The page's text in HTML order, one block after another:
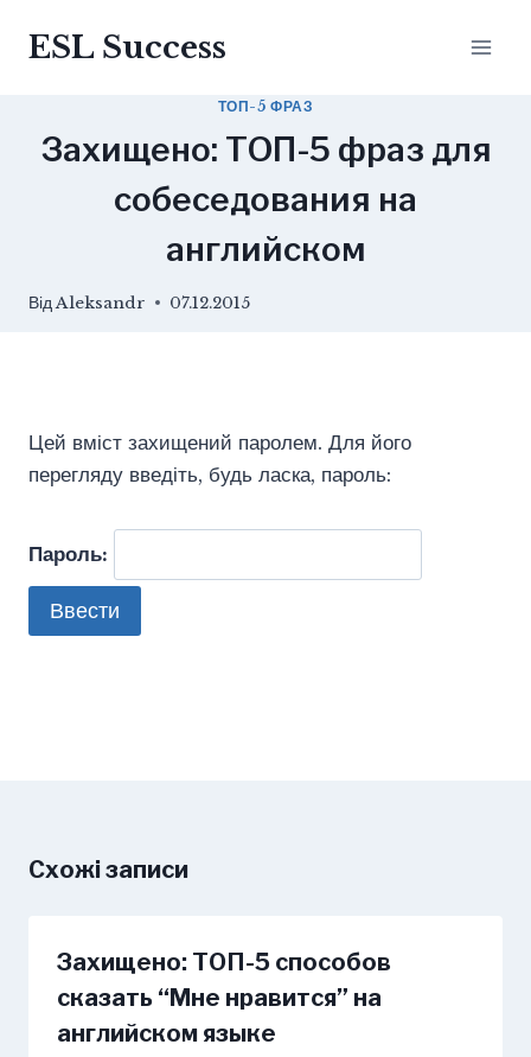
ESL Success
ТОП-5 ФРАЗ
Захищено: ТОП-5 фраз для
собеседования на
английском
ВідAleksandr 07.12.2015
Цей вміст захищений паролем. Для його
перегляду введіть, будь ласка, пароль:
Пароль:
Схожі записи
Захищено: ТОП-5 способов
сказать “Мне нравится” на
английском языке